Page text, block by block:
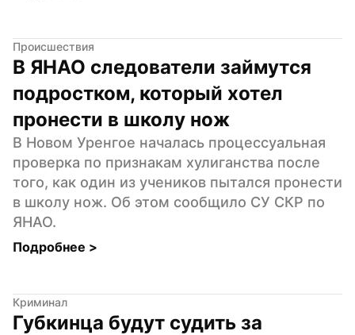
Происшествия
В ЯНАО следователи займутся
подростком, который хотел
пронести в школу нож
В Новом Уренгое началась процессуальная
проверка по признакам хулиганства после
того, как один из учеников пытался пронести
в школу нож. Об этом сообщило СУ СКР по
ЯНАО.
Подробнее >
Криминал
Губкинца будут судить за